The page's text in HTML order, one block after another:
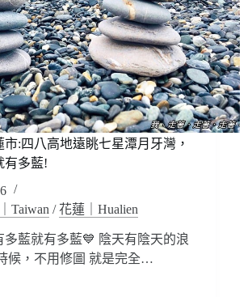
:四八高地遠眺七星潭月牙灣，
有多藍!
Taiwan /花蓮｜Hualien
多藍就有多藍💙 陰天有陰天的浪
候，不用修圖 就是完全…